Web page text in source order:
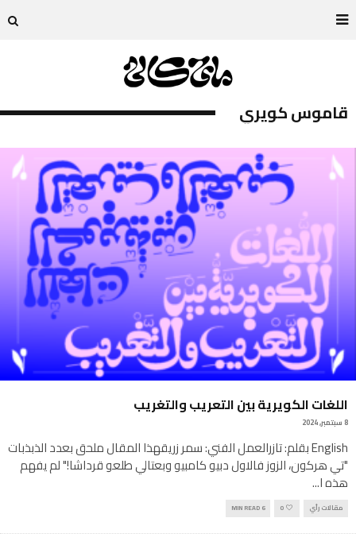
قاموس كويري
اللغات الكويرية بين التعريب والتغريب
8 سبتمبر, 2024
English بقلم: تازرالعمل الفني: سمر زريقهذا المقال ملحق بعدد الذبذبات
‪"‬تي هركون، الزوز فالاول دبيو كامبيو وبعتالي طلعو قرداشا!‪"‬ لم يفهم
هذه ا...
مقالات رأي 0
6 MIN READ